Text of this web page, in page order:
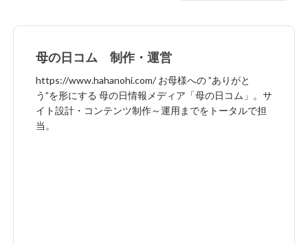
母の日コム 制作・運営
https://www.hahanohi.com/ お母様への ”ありがと
う”を形にする 母の日情報メディア「母の日コム」。サ
イト設計・コンテンツ制作～運用までをトータルで担
当。